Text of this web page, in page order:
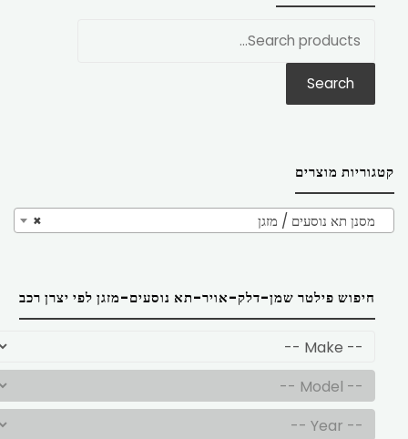
Search
קטגוריות מוצרים
× מסנן תא נוסעים / מזגן
חיפוש פילטר שמן-דלק-אויר-תא נוסעים-מזגן לפי יצרן רכב